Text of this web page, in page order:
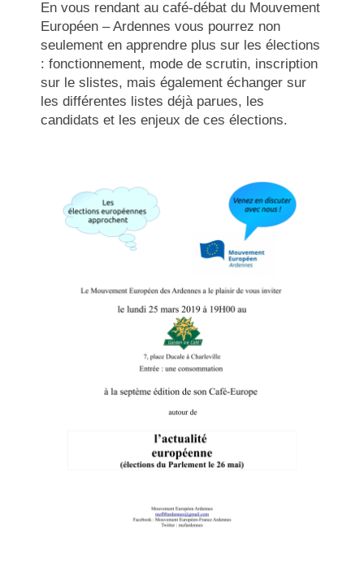
En vous rendant au café-débat du Mouvement
Européen – Ardennes vous pourrez non
seulement en apprendre plus sur les élections
: fonctionnement, mode de scrutin, inscription
sur le slistes, mais également échanger sur
les différentes listes déjà parues, les
candidats et les enjeux de ces élections.